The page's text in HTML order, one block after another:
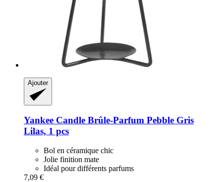
Ajouter
Yankee Candle Brûle-​Parfum Pebble Gris
Lilas, 1 pcs
Bol en céramique chic
Jolie finition mate
Idéal pour différents parfums
7,09 €